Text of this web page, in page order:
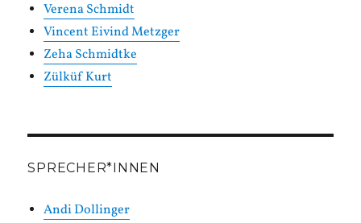
Verena Schmidt
Vincent Eivind Metzger
Zeha Schmidtke
Zülküf Kurt
SPRECHER*INNEN
Andi Dollinger